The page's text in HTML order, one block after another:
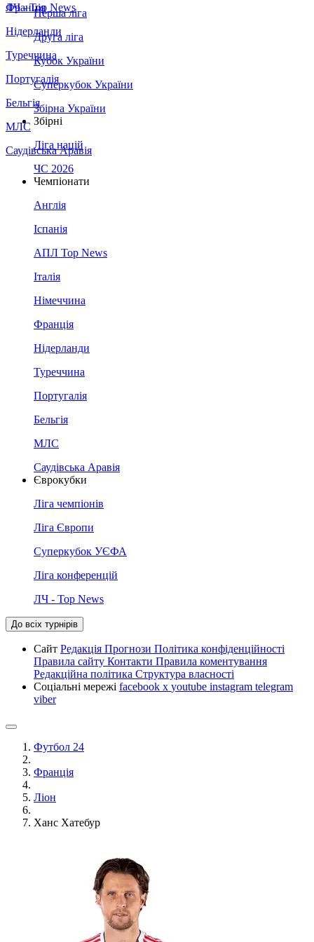
Франція
Нідерланди
Туреччина
Португалія
Бельгія
МЛС
Саудівська Аравія
ЛЧ - Top News
Перша ліга
Друга ліга
Кубок України
Суперкубок України
Збірна України
Збірні
Ліга націй
ЧС 2026
Чемпіонати
Англія
Іспанія
АПЛ Top News
Італія
Німеччина
Франція
Нідерланди
Туреччина
Португалія
Бельгія
МЛС
Саудівська Аравія
Єврокубки
Ліга чемпіонів
Ліга Європи
Суперкубок УЄФА
Ліга конференцій
ЛЧ - Top News
До всіх турнірів
Сайт Редакція Прогнози Політика конфіденційності
Правила сайту Контакти Правила коментування
Редакційна політика Структура власності
Соціальні мережі facebook x youtube instagram telegram
viber
Футбол 24
Франція
Ліон
Ханс Хатебур